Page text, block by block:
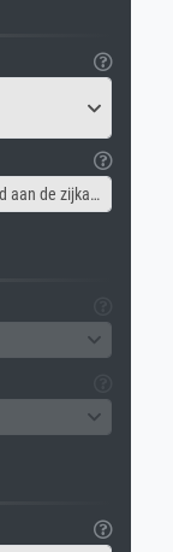
Canvas lijst - Afbeelding gespiegeld aan de zijkant